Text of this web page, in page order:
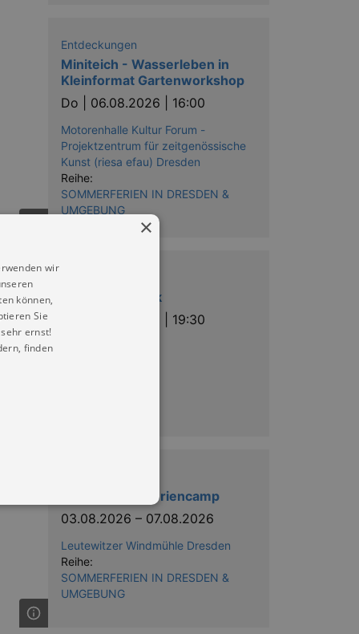
Entdeckungen
Miniteich - Wasserleben in
Kleinformat Gartenworkshop
Do | 06.08.2026 | 16:00
Motorenhalle Kultur Forum -
Projektzentrum für zeitgenössische
Kunst (riesa efau) Dresden
Reihe:
SOMMERFERIEN IN DRESDEN &
UMGEBUNG
13. Abendmusik
06.08.2026 | 19:30
Circus Magic Feriencamp
03.08.2026 – 07.08.2026
Leutewitzer Windmühle Dresden
Reihe:
SOMMERFERIEN IN DRESDEN &
UMGEBUNG
×
wir
können,
Sie
ernst!
finden
Ihren account. Ohne diese